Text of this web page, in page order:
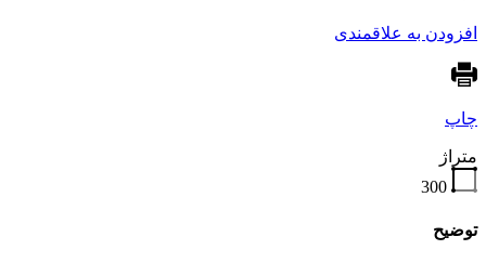
افزودن به علاقمندی
چاپ
متراژ
300
توضیح